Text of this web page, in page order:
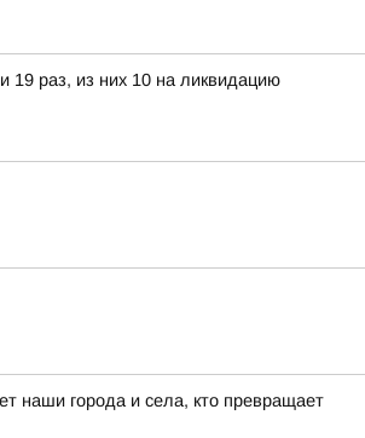
19 раз, из них 10 на ликвидацию
наши города и села, кто превращает